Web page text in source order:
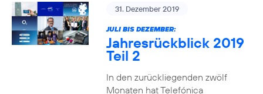
31. Dezember 2019
JULI BIS DEZEMBER:
Jahresrückblick 2019
Teil 2
In den zurückliegenden zwölf
Monaten hat Telefónica